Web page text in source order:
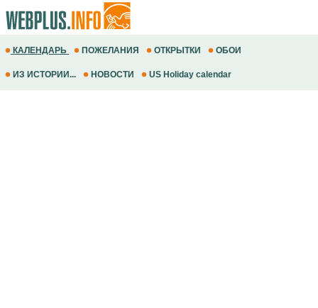
КАЛЕНДАРЬ ПОЖЕЛАНИЯ ОТКРЫТКИ ОБОИ
ИЗ ИСТОРИИ... НОВОСТИ US Holiday calendar